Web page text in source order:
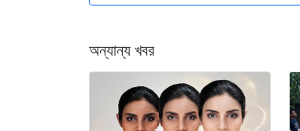
অন্যান্য খবর